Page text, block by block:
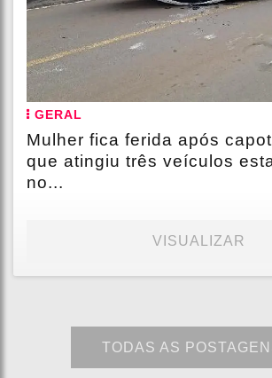
GERAL
Mulher fica ferida após
que atingiu três veículos
no...
VISUALIZAR
TODAS AS